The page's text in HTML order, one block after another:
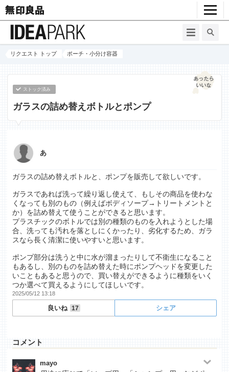
リクエスト トップ ポーチ・小分け容器
ストック済み
ガラスの詰め替えボトルとポンプ
あ
ガラスの詰め替えボトルと、ポンプを販売して欲しいです。
ガラスであれば洗って繰り返し使えて、もしその商品を使わな
くなっても別のもの（例えばボディソープ→トリートメントと
か）を詰め替えて使うことができると思います。
プラスチックのボトルでは別の種類のものを入れようとした場
合、洗っても汚れを落としにくかったり、劣化するため、ガラ
スなら長く清潔に使いやすいと思います。
ポンプ部分は洗うと中に水が溜まったりして不衛生になること
もあるし、別のものを詰め替えた時にポンプヘッドを変更した
いこともあると思うので、買い替えができるように種類をいく
つか選べて買えるようにしてほしいです。
2025/05/12 13:18
良いね 17 シェア
コメント
mayo